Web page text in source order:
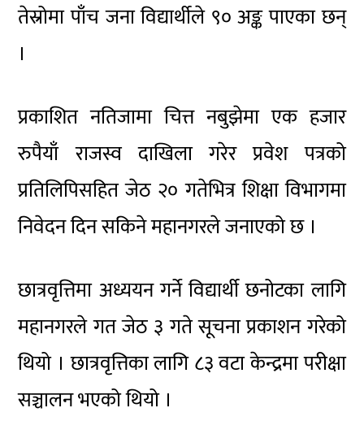
तेस्रोमा पाँच जना विद्यार्थीले ९० अङ्क पाएका छन्
।
प्रकाशित नतिजामा चित्त नबुझेमा एक हजार
रुपैयाँ राजस्व दाखिला गरेर प्रवेश पत्रको
प्रतिलिपिसहित जेठ २० गतेभित्र शिक्षा विभागमा
निवेदन दिन सकिने महानगरले जनाएको छ ।
छात्रवृत्तिमा अध्ययन गर्ने विद्यार्थी छनोटका लागि
महानगरले गत जेठ ३ गते सूचना प्रकाशन गरेको
थियो । छात्रवृत्तिका लागि ८३ वटा केन्द्रमा परीक्षा
सञ्चालन भएको थियो ।